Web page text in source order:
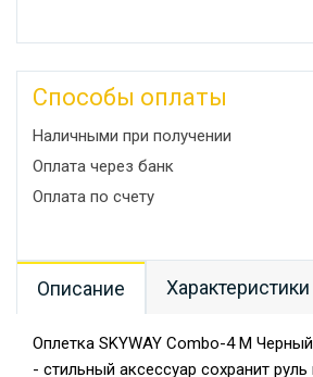
Способы оплаты
Наличными при получении
Оплата через банк
Оплата по счету
Описание Характеристики
Оплетка SKYWAY Combo-4 M
- стильный аксессуар сохранит руль